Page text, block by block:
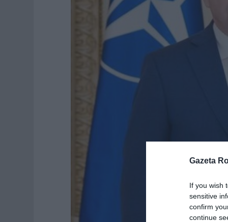
Gazeta
If you wish
sensitive
confirm
continue